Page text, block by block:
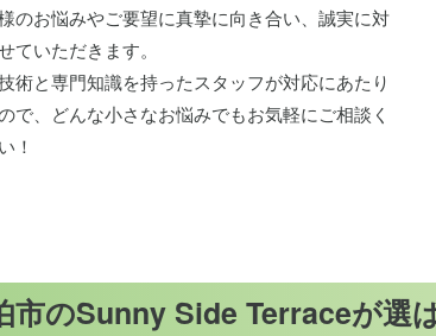
のお悩みやご要望に真摯に向き合い、誠実に対
ていただきます。
術と専門知識を持ったスタッフが対応にあたり
で、どんな小さなお悩みでもお気軽にご相談く
！
市のSunny Side Terraceが選